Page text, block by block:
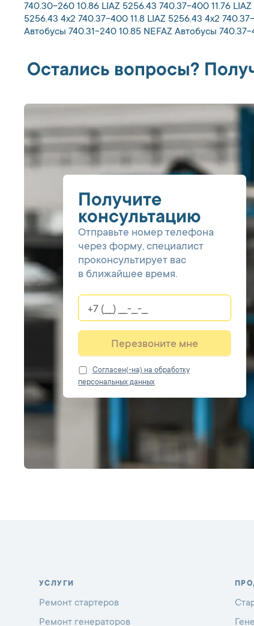
740.30-260 10.86 LIAZ 5256.43 740.37-400 11.76
5256.43 4x2 740.37-400 11.8 LIAZ 5256.43 4x2
Автобусы 740.31-240 10.85 NEFAZ Автобусы 740.37-
Остались вопросы?
Получите
консультацию
Отправьте номер телефона
через форму, специалист
проконсультирует вас
в ближайшее время.
Перезвоните мне
Cогласен(-на) на обработку
персональных данных
УСЛУГИ
Ремонт стартеров
Ремонт генераторов